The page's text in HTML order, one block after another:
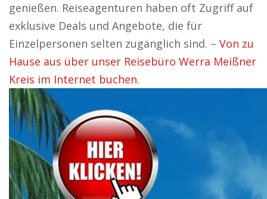
genießen. Reiseagenturen haben oft Zugriff auf
exklusive Deals und Angebote, die für
Einzelpersonen selten zugänglich sind. – Von zu
Hause aus über unser Reisebüro Werra Meißner
Kreis im Internet buchen.